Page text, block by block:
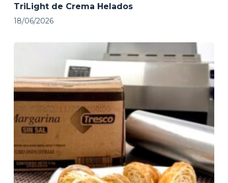
TriLight de Crema Helados
18/06/2026